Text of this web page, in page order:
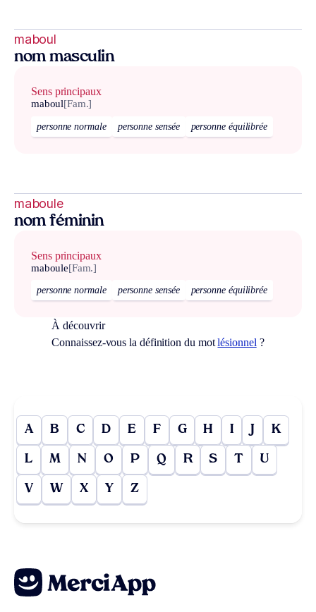
maboul
nom masculin
Sens principaux
maboul[Fam.]
personne normale personne sensée personne équilibrée
maboule
nom féminin
Sens principaux
maboule[Fam.]
personne normale personne sensée personne équilibrée
À découvrir
Connaissez-vous la définition du motlésionnel ?
A B C D E F G H I J K
L M N O P Q R S T U
V W X Y Z